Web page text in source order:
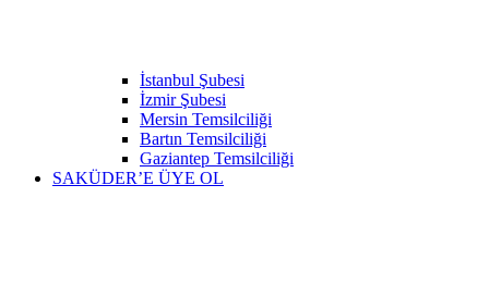
İstanbul Şubesi
İzmir Şubesi
Mersin Temsilciliği
Bartın Temsilciliği
Gaziantep Temsilciliği
SAKÜDER’E ÜYE OL